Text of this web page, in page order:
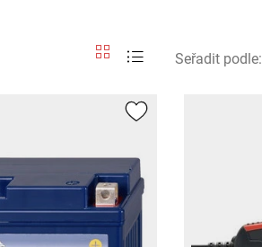
Seřadit podle: